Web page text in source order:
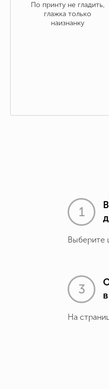
По принту не гладить,
глажка только
наизнанку
Выберите
На